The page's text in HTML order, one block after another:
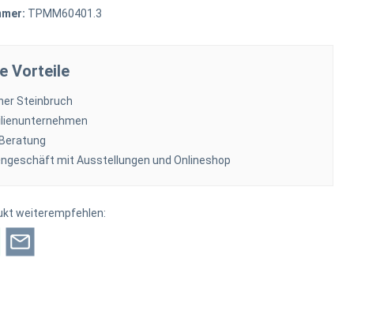
TPMM60401.3
Vorteile
Steinbruch
mit Ausstellungen und Onlineshop
weiterempfehlen: